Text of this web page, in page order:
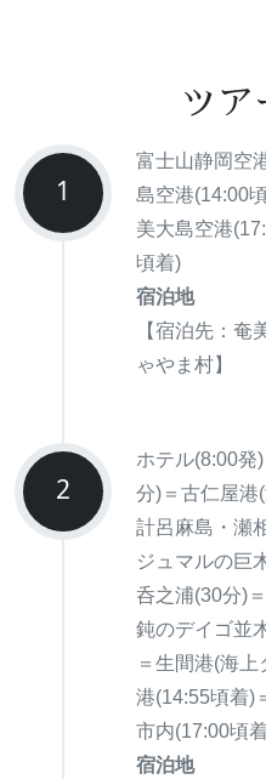
ツア
1
富士山静岡空
島空港(14:00
美大島空港
頃着)
宿泊地
【宿泊先：奄
ゃやま村】
2
ホテル(8:00発
分)＝古仁屋港
計呂麻島・瀬
ジュマルの巨
呑之浦(30分)
鈍のデイゴ並
＝生間港(海
港(14:55頃着)
市内(17:00頃
宿泊地